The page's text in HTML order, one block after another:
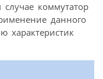
коммутатор
данного
характеристик